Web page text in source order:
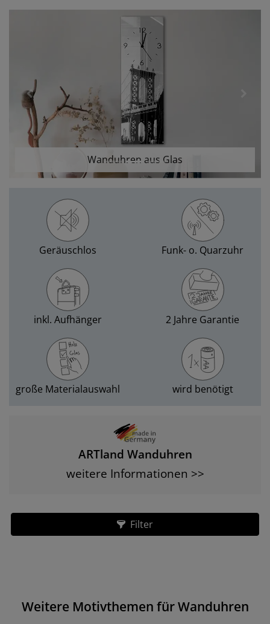
Wanduhren aus Glas
Previous
Geräuschlos Funk- o. Quarzuhr
inkl. Aufhänger 2 Jahre Garantie
große Materialauswahl wird benötigt
ARTland Wanduhren
weitere Informationen >>
Filter
Weitere Motivthemen für Wanduhren